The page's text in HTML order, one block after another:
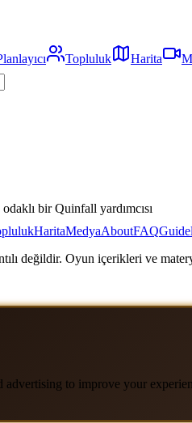
Topluluk Harita
bir Quinfall yardımcısı
HaritaMedyaAboutFAQ
değildir. Oyun içerikleri ve
advertising to improve your